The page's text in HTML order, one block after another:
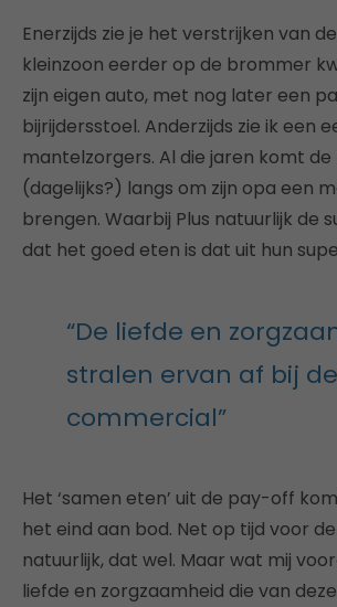
Enerzijds zie je het verstrijken van
kleinzoon eerder op de brommer
zijn eigen auto, met nog later een
bijrijdersstoel. Anderzijds zie ik een
mantelzorgers. Al die jaren komt de
(dagelijks?) langs om zijn opa een
brengen. Waarbij Plus natuurlijk de
dat het goed eten is dat uit hun
“De liefde en
stralen ervan af bij
commercial”
Het ‘samen eten’ uit de pay-off
het eind aan bod. Net op tijd voor
natuurlijk, dat wel. Maar wat mij
liefde en zorgzaamheid die van